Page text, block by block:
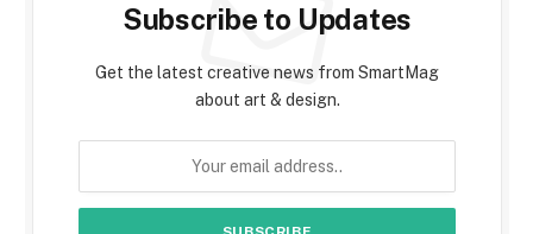
Subscribe to Updates
Get the latest creative news from SmartMag
about art & design.